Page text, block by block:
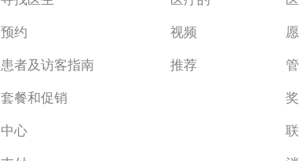
预约
患者及访客指南
套餐和促销
中心
视频
推荐
奖